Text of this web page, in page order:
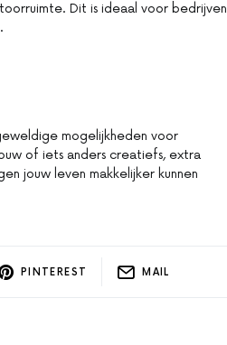
Dit is ideaal voor bedrijven
mogelijkheden voor
of iets anders creatiefs, extra
jouw leven makkelijker kunnen
PINTEREST MAIL